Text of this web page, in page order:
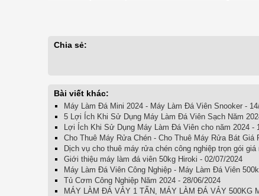
Chia sẻ:
Bài viết khác:
Máy Làm Đá Mini 2024 - Máy Làm Đá Viên Snooker -
5 Lợi Ích Khi Sử Dụng Máy Làm Đá Viên Sạch Năm
Lợi Ích Khi Sử Dụng Máy Làm Đá Viên cho năm 2024 -
Cho Thuê Máy Rửa Chén - Cho Thuê Máy Rửa Bát Giá
Dịch vụ cho thuê máy rửa chén công nghiệp trọn gói giá
Giới thiệu máy làm đá viên 50kg Hiroki - 02/07/2024
Máy Làm Đá Viên Công Nghiệp - Máy Làm Đá Viên
Tủ Cơm Công Nghiệp Năm 2024 - 28/06/2024
MÁY LÀM ĐÁ VẢY 1 TẤN, MÁY LÀM ĐÁ VẢY 500KG